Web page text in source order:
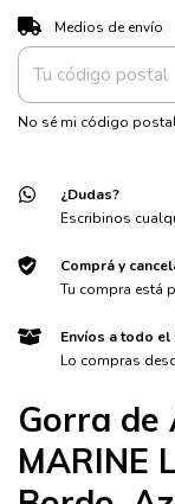
Entregas para el CP:
Medios de envío
No sé mi código
¿Dudas?
Escribinos
Comprá y
Tu compra está
Envíos a todo el
Lo compras
Gorra de
MARINE